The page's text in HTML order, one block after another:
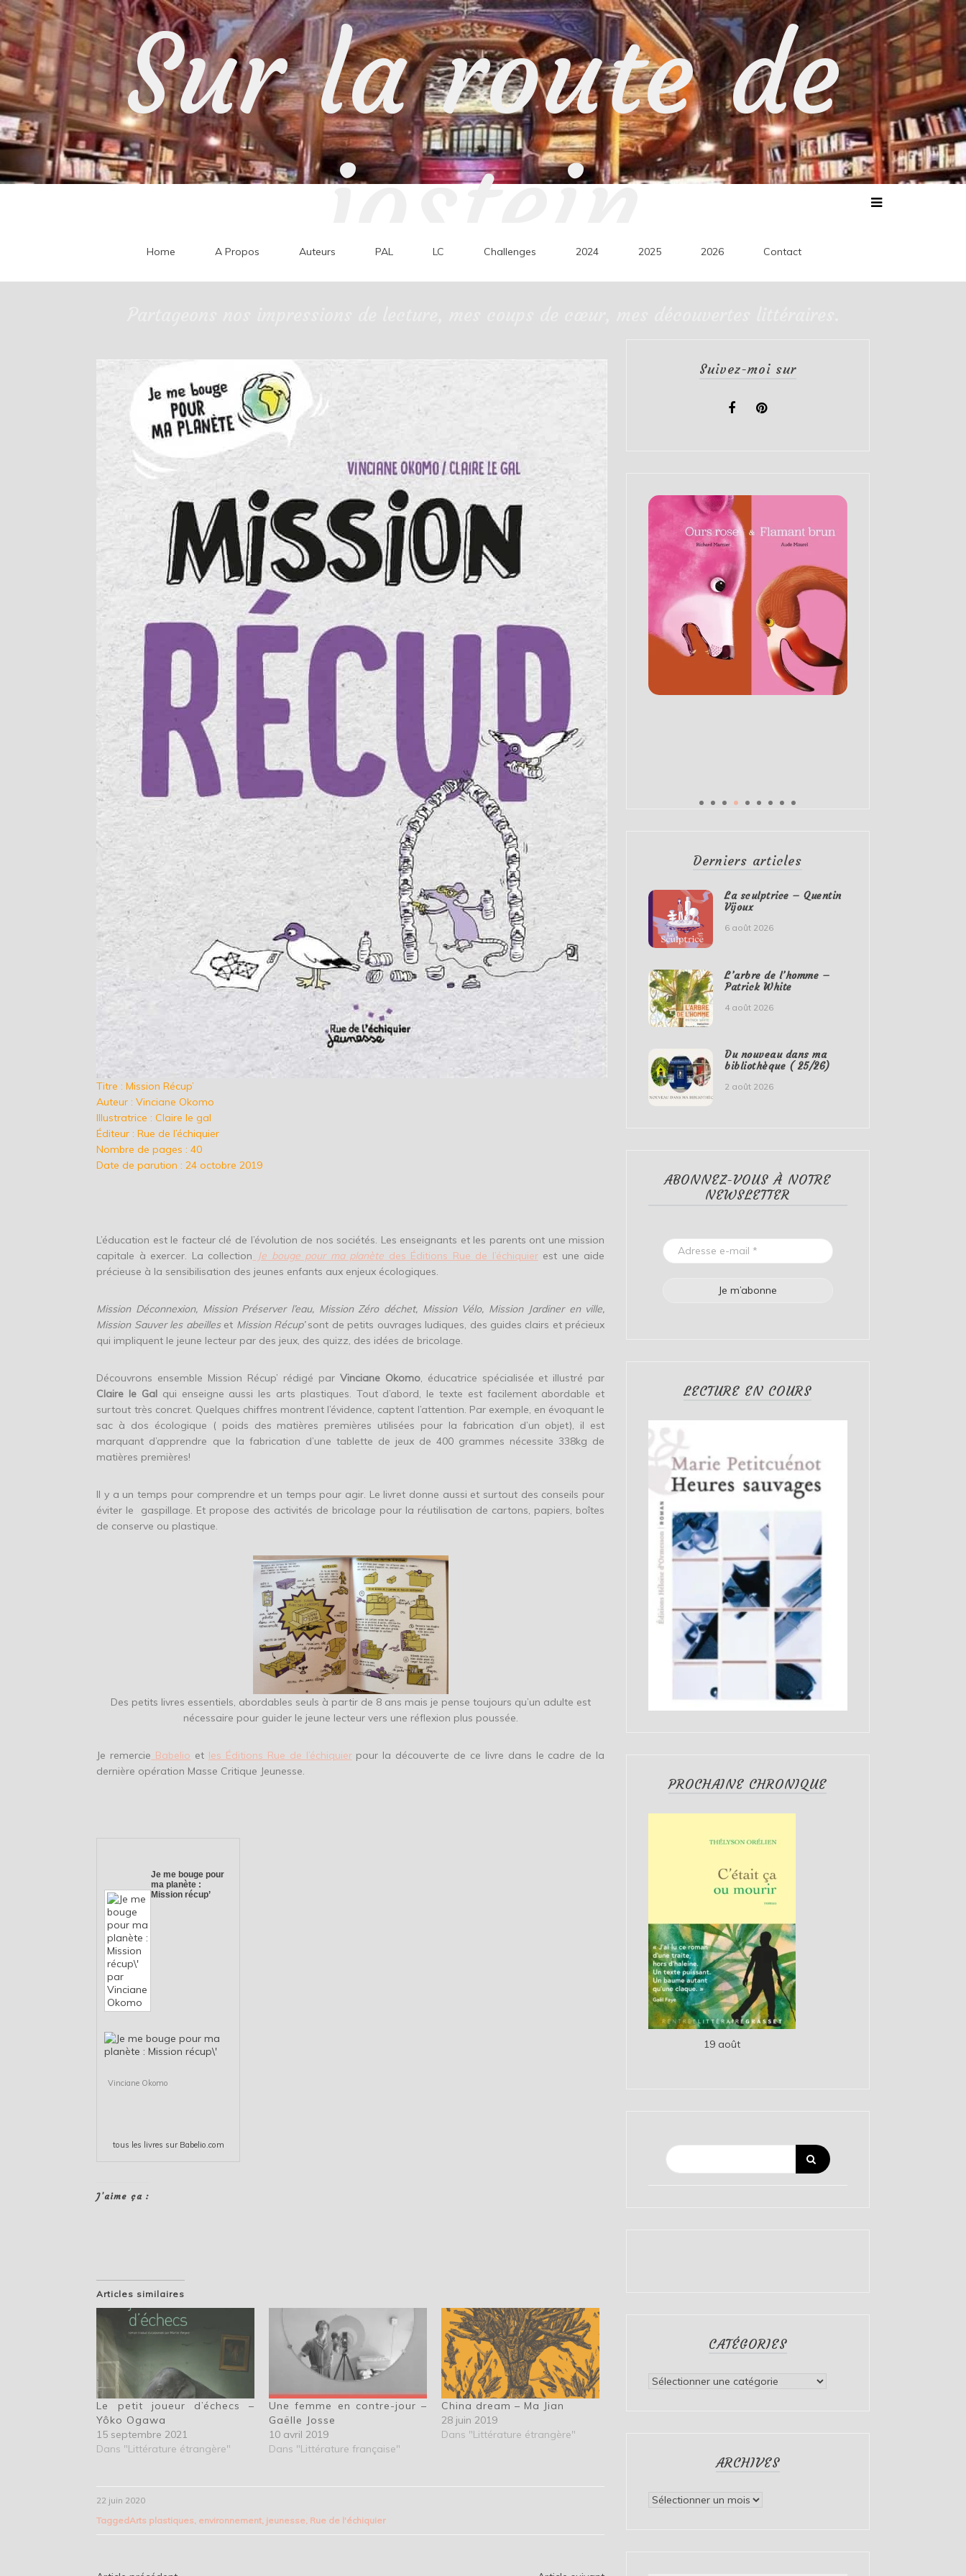
Skip
to
content
Sur la route de
jostein
Home A Propos Auteurs PAL LC Challenges 2024 2025 2026 Contact
Titre : Mission Récup’
Auteur : Vinciane Okomo
Illustratrice : Claire le gal
Éditeur : Rue de l’échiquier
Nombre de pages : 40
Date de parution : 24 octobre 2019
L’éducation est le facteur clé de l’évolution de nos sociétés. Les enseignants et les parents ont une mission
capitale à exercer. La collection Je bouge pour ma planète des Éditions Rue de l’échiquierest une aide
précieuse à la sensibilisation des jeunes enfants aux enjeux écologiques.
Mission Déconnexion, Mission Préserver l’eau, Mission Zéro déchet, Mission Vélo, Mission Jardiner en ville,
Mission Sauver les abeilleset Mission Récup’sont de petits ouvrages ludiques, des guides clairs et précieux
qui impliquent le jeune lecteur par des jeux, des quizz, des idées de bricolage.
Découvrons ensemble Mission Récup’ rédigé par Vinciane Okomo, éducatrice spécialisée et illustré par
Claire le Gal qui enseigne aussi les arts plastiques. Tout d’abord, le texte est facilement abordable et
surtout très concret. Quelques chiffres montrent l’évidence, captent l’attention. Par exemple, en évoquant le
sac à dos écologique ( poids des matières premières utilisées pour la fabrication d’un objet), il est
marquant d’apprendre que la fabrication d’une tablette de jeux de 400 grammes nécessite 338kg de
matières premières!
Il y a un temps pour comprendre et un temps pour agir. Le livret donne aussi et surtout des conseils pour
éviter le gaspillage. Et propose des activités de bricolage pour la réutilisation de cartons, papiers, boîtes
de conserve ou plastique.
Des petits livres essentiels, abordables seuls à partir de 8 ans mais je pense toujours qu’un adulte est
nécessaire pour guider le jeune lecteur vers une réflexion plus poussée.
Je remercie Babelio et les Éditions Rue de l’échiquierpour la découverte de ce livre dans le cadre de la
dernière opération Masse Critique Jeunesse.
Je me bouge pour
ma planète :
Mission récup’
Vinciane Okomo
tous les livres sur Babelio.com
J’aime ça :
Articles similaires
Le petit joueur d’échecs –
Yôko Ogawa
15 septembre 2021
Dans "Littérature étrangère"
Une femme en contre-jour –
Gaëlle Josse
10 avril 2019
Dans "Littérature française"
China dream – Ma Jian
28 juin 2019
Dans "Littérature étrangère"
22 juin 2020
TaggedArts plastiques, environnement, jeunesse, Rue de l'échiquier
Suivez-moi sur
Derniers articles
La sculptrice – Quentin
Vijoux
6 août 2026
L’arbre de l’homme –
Patrick White
4 août 2026
Du nouveau dans ma
bibliothèque ( 25/26)
2 août 2026
ABONNEZ-VOUS À NOTRE
NEWSLETTER
LECTURE EN COURS
PROCHAINE CHRONIQUE
19 août
CATÉGORIES
Catégories
ARCHIVES
Archives